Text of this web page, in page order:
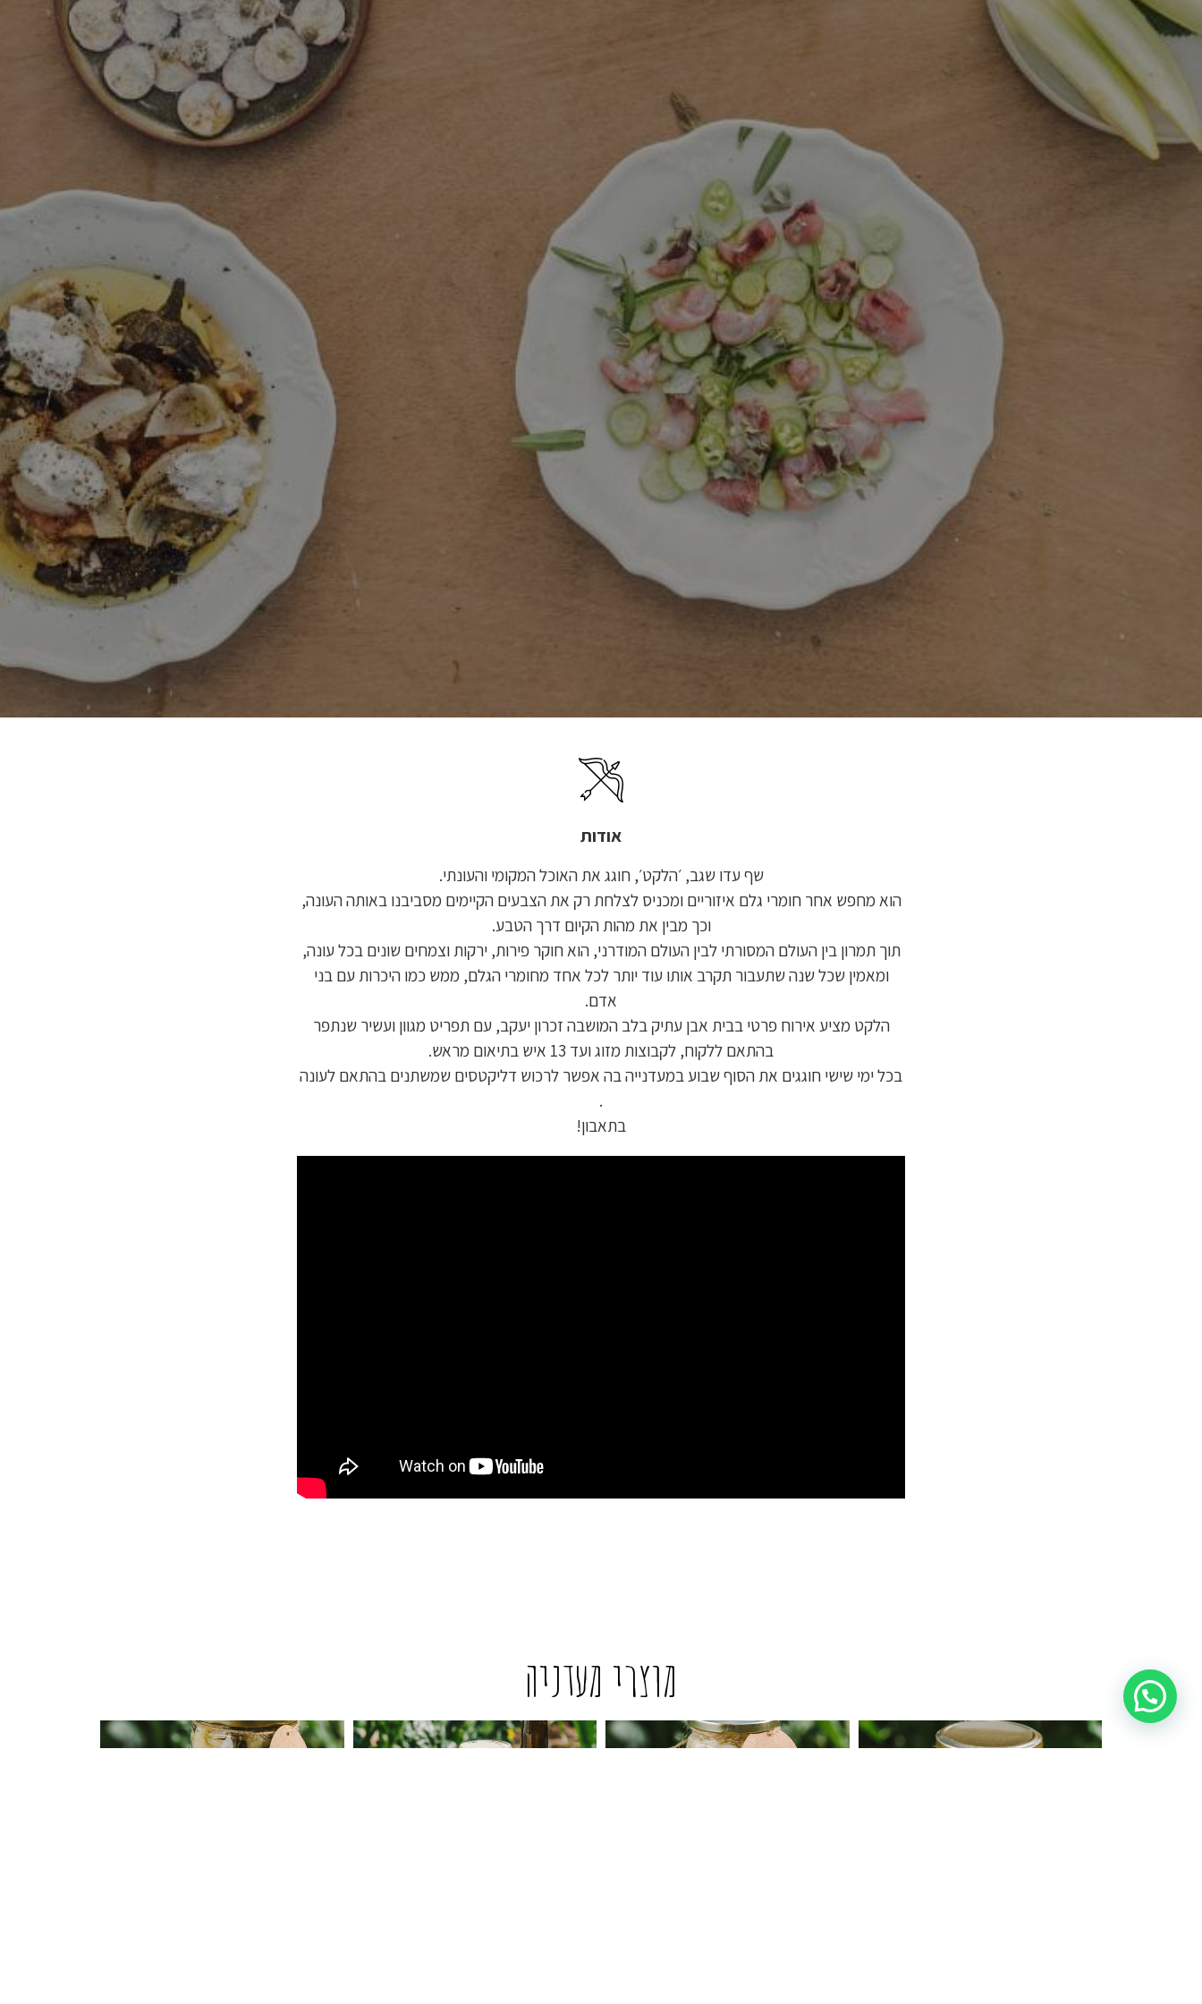
אודות
שף עדו שגב, ׳הלקט׳, חוגג את האוכל המקומי והעונתי.
הוא מחפש אחר חומרי גלם איזוריים ומכניס לצלחת רק את הצבעים הקיימים מסביבנו באותה העונה,
וכך מבין את מהות הקיום דרך הטבע.
תוך תמרון בין העולם המסורתי לבין העולם המודרני, הוא חוקר פירות, ירקות וצמחים שונים בכל עונה,
ומאמין שכל שנה שתעבור תקרב אותו עוד יותר לכל אחד מחומרי הגלם, ממש כמו היכרות עם בני
אדם.
הלקט מציע אירוח פרטי בבית אבן עתיק בלב המושבה זכרון יעקב, עם תפריט מגוון ועשיר שנתפר
בהתאם ללקוח, לקבוצות מזוג ועד 13 איש בתיאום מראש.
בכל ימי שישי חוגגים את הסוף שבוע במעדנייה בה אפשר לרכוש דליקטסים שמשתנים בהתאם לעונה
.
בתאבון!
מוצרי מעדניה